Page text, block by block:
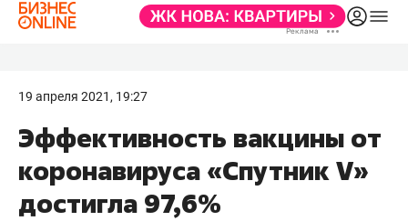
19 апреля 2021, 19:27
Эффективность вакцины от
коронавируса «Спутник V»
достигла 97,6%